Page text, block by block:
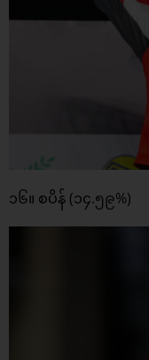
၁၆။ စပိန် (၁၄.၅၉%)